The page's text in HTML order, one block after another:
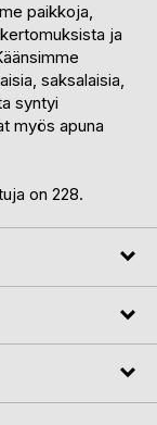
paikkoja,
ja
saksalaisia,
syntyi
myös apuna
on 228.